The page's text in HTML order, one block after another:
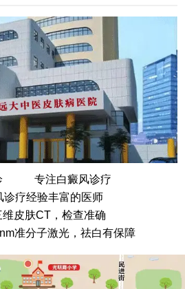
专注白癜风诊疗
疗经验丰富的医师
皮肤CT，检查准确
准分子激光，祛白有保障